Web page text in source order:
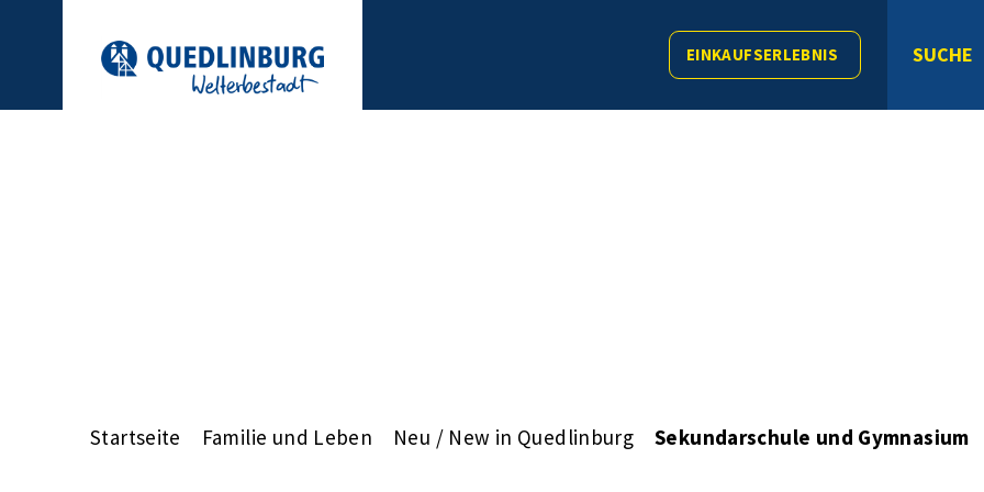
EINKAUFSERLEBNIS SUCHE
Startseite Familie und Leben Neu / New in Quedlinburg Sekundarschule und Gymnasium